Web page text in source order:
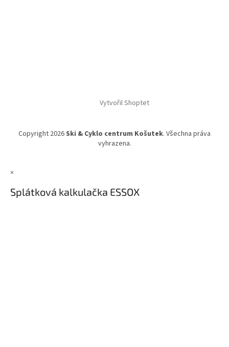
Vytvořil Shoptet
Copyright 2026Ski & Cyklo centrum Košutek. Všechna práva
vyhrazena.
×
Splátková kalkulačka ESSOX